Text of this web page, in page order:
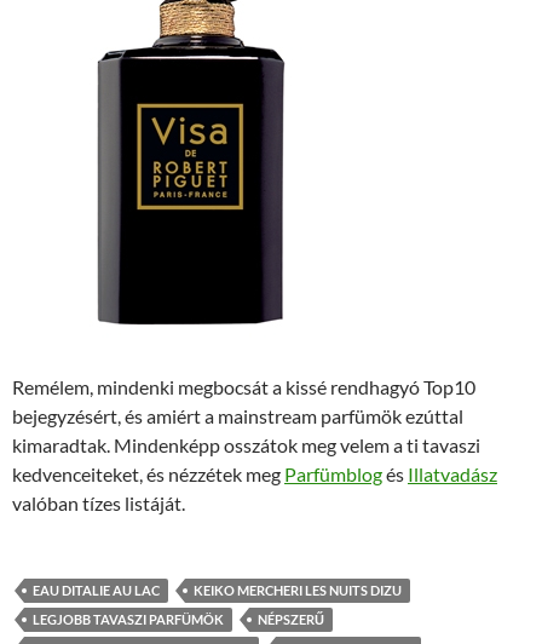
Remélem, mindenki megbocsát a kissé rendhagyó Top10
bejegyzésért, és amiért a mainstream parfümök ezúttal
kimaradtak. Mindenképp osszátok meg velem a ti tavaszi
kedvenceiteket, és nézzétek meg Parfümblogés Illatvadász
valóban tízes listáját.
EAU DITALIE AU LAC
KEIKO MERCHERI LES NUITS DIZU
LEGJOBB TAVASZI PARFÜMÖK
NÉPSZERŰ